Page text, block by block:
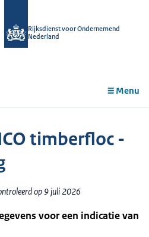
Rijksdienst voor Ondernemend
Nederland
Menu
timberfloc -
op 9 juli 2026
voor een indicatie van